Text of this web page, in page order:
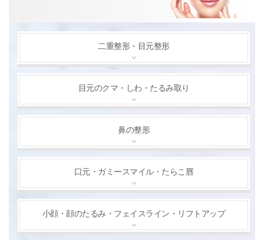
二重整形・目元整形
目元のクマ・しわ・たるみ取り
鼻の整形
口元・ガミースマイル・たらこ唇
小顔・顔のたるみ・フェイスライン・リフトアップ